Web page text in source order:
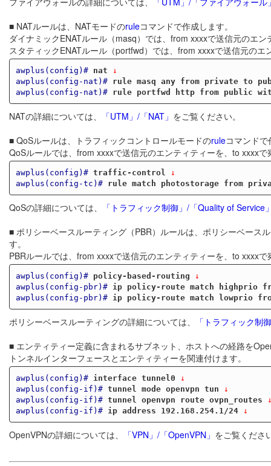
■ NATルールは、NATモードのruleコマンドで作成します。
ダイナミックENATルール（masq）では、from xxxxで送信元のエ
スタティックENATルール（portfwd）では、from xxxxで送信元の
awplus(config)# nat ↓
awplus(config-nat)#
rule masq any from private to
awplus(config-nat)#
rule portfwd http from public
NATの詳細については、 「UTM」/「NAT」 をご覧ください。
■ QoSルールは、トラフィックコントロールモードのruleコマンド
QoSルールでは、from xxxxで送信元のエンティティーを、to xxxx
awplus(config)# traffic-control
↓
awplus(config-tc)#
rule match photostorage from
QoSの詳細については、
「トラフィック制御」/「Quality of Service
■ ポリシーベースルーティング（PBR）ルールは、ポリシーベース
す。
PBRルールでは、from xxxxで送信元のエンティティーを、to xxxx
awplus(config)# policy-based-routing ↓
awplus(config-pbr)#
ip policy-route match highprio
awplus(config-pbr)#
ip policy-route match lowprio
ポリシーベースルーティングの詳細については、
「トラフィック制
■ エンティティー定義に含まれるサブネット、ホストへの経路を
トンネルインターフェースとエンティティーを関連付けます。
awplus(config)# interface tunnel0 ↓
awplus(config-if)# tunnel mode openvpn tun ↓
awplus(config-if)# tunnel openvpn route ovpn_routes
awplus(config-if)#
ip address 192.168.254.1/24 ↓
OpenVPNの詳細については、 「VPN」/「OpenVPN」 をご覧くださ